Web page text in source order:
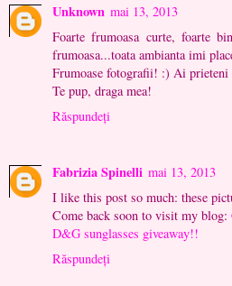
Unknown mai 13, 2013
Foarte frumoasa curte, foarte
frumoasa...toata ambianta imi
Frumoase fotografii! :) Ai prieteni
Te pup, draga mea!
Răspundeți
Fabrizia Spinelli mai 13, 2013
I like this post so much: these
Come back soon to visit my blog:
D&G sunglasses giveaway!!
Răspundeți